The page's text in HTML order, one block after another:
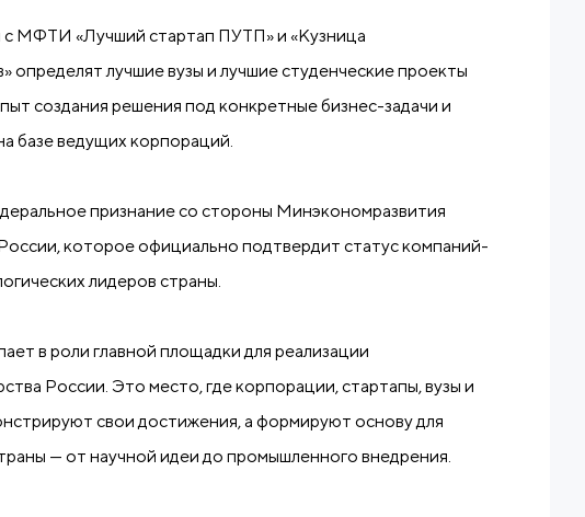
МФТИ «Лучший стартап ПУТП» и «Кузница
определят лучшие вузы и лучшие студенческие проекты
создания решения под конкретные бизнес-задачи и
базе ведущих корпораций.
признание со стороны Минэкономразвития
которое официально подтвердит статус компаний-
лидеров страны.
в роли главной площадки для реализации
России. Это место, где корпорации, стартапы, вузы и
свои достижения, а формируют основу для
— от научной идеи до промышленного внедрения.